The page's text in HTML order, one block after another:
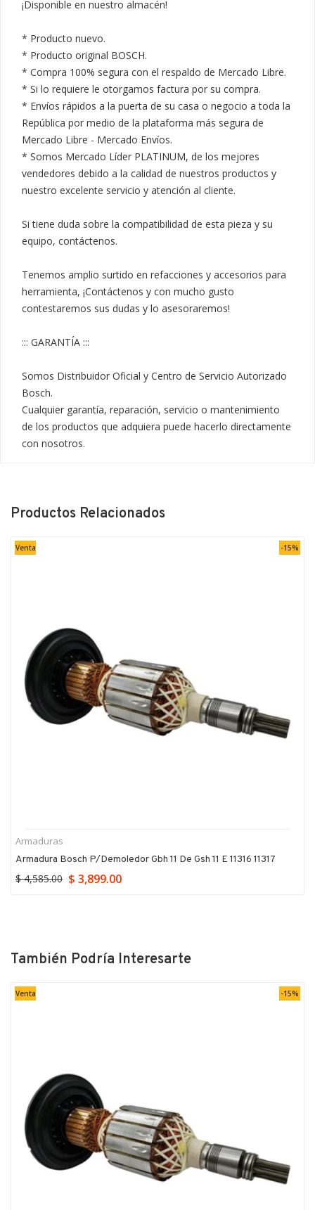
¡Disponible en nuestro almacén!
* Producto nuevo.
* Producto original BOSCH.
* Compra 100% segura con el respaldo de Mercado Libre.
* Si lo requiere le otorgamos factura por su compra.
* Envíos rápidos a la puerta de su casa o negocio a toda la
República por medio de la plataforma más segura de
Mercado Libre - Mercado Envíos.
* Somos Mercado Líder PLATINUM, de los mejores
vendedores debido a la calidad de nuestros productos y
nuestro excelente servicio y atención al cliente.
Si tiene duda sobre la compatibilidad de esta pieza y su
equipo, contáctenos.
Tenemos amplio surtido en refacciones y accesorios para
herramienta, ¡Contáctenos y con mucho gusto
contestaremos sus dudas y lo asesoraremos!
::: GARANTÍA :::
Somos Distribuidor Oficial y Centro de Servicio Autorizado
Bosch.
Cualquier garantía, reparación, servicio o mantenimiento
de los productos que adquiera puede hacerlo directamente
con nosotros.
Productos Relacionados
Venta -15%
Armaduras
Armadura Bosch P/demoledor Gbh 11 De Gsh 11 E 11316 11317
$ 4,585.00 $ 3,899.00
También Podría Interesarte
Venta -15%